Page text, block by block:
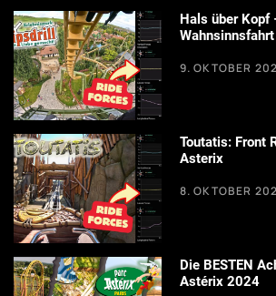
Hals über Kopf
Wahnsinnsfahrt
9. OKTOBER
Toutatis: Front
Asterix
8. OKTOBER
Die BESTEN
Astérix 2024